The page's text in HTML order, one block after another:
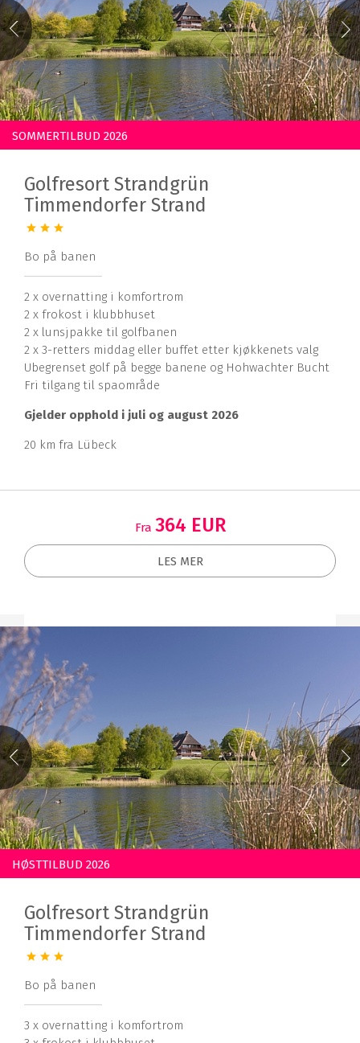
SOMMERTILBUD 2026
Golfresort Strandgrün
Timmendorfer Strand
Bo på banen
2 x overnatting i komfortrom
2 x frokost i klubbhuset
2 x lunsjpakke til golfbanen
2 x 3-retters middag eller buffet etter kjøkkenets valg
Ubegrenset golf på begge banene og Hohwachter Bucht
Fri tilgang til spaområde
Gjelder opphold i juli og august 2026
20 km fra Lübeck
Fra 364 EUR
LES MER
HØSTTILBUD 2026
Golfresort Strandgrün
Timmendorfer Strand
Bo på banen
3 x overnatting i komfortrom